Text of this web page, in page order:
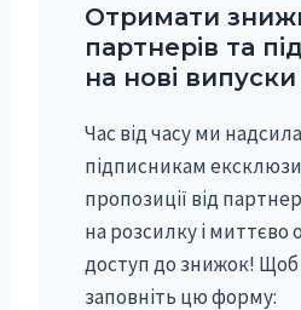
Отримати
партнерів та
на нові випуски
Час від часу ми
підписникам
пропозиції від
на розсилку і
доступ до знижок! Щоб
заповніть цю форму: